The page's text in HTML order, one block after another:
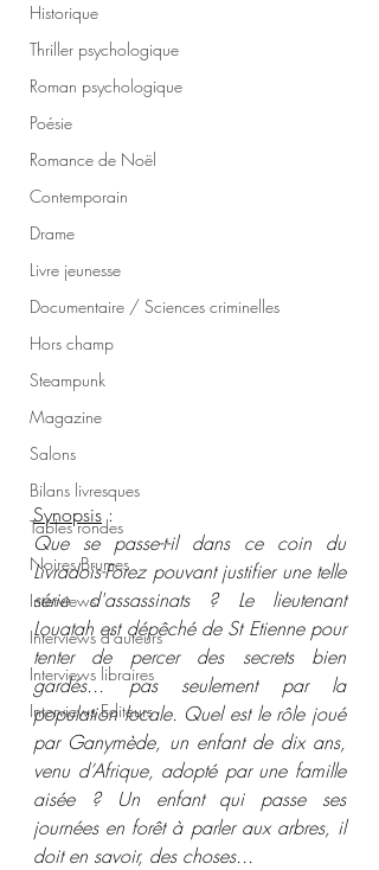
Historique
Thriller psychologique
Roman psychologique
Poésie
Romance de Noël
Contemporain
Drame
Livre jeunesse
Documentaire / Sciences criminelles
Hors champ
Steampunk
Magazine
Salons
Bilans livresques
Tables rondes
Noires Brumes
Interviews
Interviews d'auteurs
Interviews libraires
Interviews Editeurs
Synopsis :
Que se passe-t-il dans ce coin du
Livradois-Forez pouvant justifier une telle
série d'assassinats ? Le lieutenant
Louatah est dépêché de St Etienne pour
tenter de percer des secrets bien
gardés... pas seulement par la
population locale. Quel est le rôle joué
par Ganymède, un enfant de dix ans,
venu d’Afrique, adopté par une famille
aisée ? Un enfant qui passe ses
journées en forêt à parler aux arbres, il
doit en savoir, des choses...